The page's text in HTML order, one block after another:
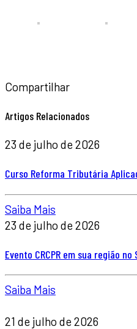
Compartilhar
Artigos Relacionados
23 de julho de 2026
Curso Reforma Tributária
Saiba Mais
23 de julho de 2026
Evento CRCPR em sua região no
Saiba Mais
21 de julho de 2026